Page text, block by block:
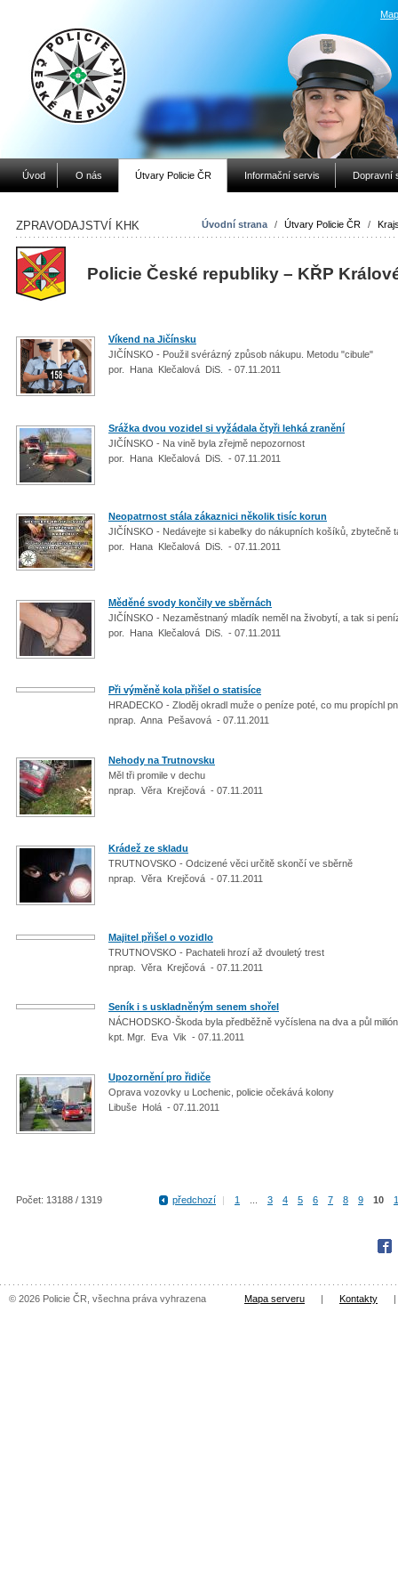
Úvod O nás Útvary Policie ČR Informační servis Dopravní
Úvodní strana / Útvary Policie ČR /
ZPRAVODAJSTVÍ KHK
Policie České republiky – KŘP
Víkend na Jičínsku
JIČÍNSKO - Použil svérázný způsob nákupu. Metodu "cibule"
por. Hana Klečalová DiS. - 07.11.2011
Srážka dvou vozidel si vyžádala čtyři lehká zranění
JIČÍNSKO - Na vině byla zřejmě nepozornost
por. Hana Klečalová DiS. - 07.11.2011
Neopatrnost stála zákaznici několik tisíc korun
JIČÍNSKO - Nedávejte si kabelky do nákupních košíků, zbytečně
por. Hana Klečalová DiS. - 07.11.2011
Měděné svody končily ve sběrnách
JIČÍNSKO - Nezaměstnaný mladík neměl na živobytí, a tak si
por. Hana Klečalová DiS. - 07.11.2011
Při výměně kola přišel o statisíce
HRADECKO - Zloděj okradl muže o peníze poté, co mu propíchl
nprap. Anna Pešavová - 07.11.2011
Nehody na Trutnovsku
Měl tři promile v dechu
nprap. Věra Krejčová - 07.11.2011
Krádež ze skladu
TRUTNOVSKO - Odcizené věci určitě skončí ve sběrně
nprap. Věra Krejčová - 07.11.2011
Majitel přišel o vozidlo
TRUTNOVSKO - Pachateli hrozí až dvouletý trest
nprap. Věra Krejčová - 07.11.2011
Seník i s uskladněným senem shořel
NÁCHODSKO-Škoda byla předběžně vyčíslena na dva a půl
kpt. Mgr. Eva Vik - 07.11.2011
Upozornění pro řidiče
Oprava vozovky u Lochenic, policie očekává kolony
Libuše Holá - 07.11.2011
Počet: 13188 / 1319 předchozí | 1 3 4 5 6 7 8 9 10
© 2026 Policie ČR, všechna práva vyhrazena Mapa serveru | Kontakty |